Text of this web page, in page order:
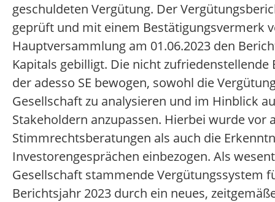
geschuldeten Vergütung. Der
geprüft und mit einem Bestätigungsvermerk
Hauptversammlung am 01.06.2023 den
Kapitals gebilligt. Die nicht
der adesso SE bewogen, sowohl die
Gesellschaft zu analysieren und im Hinblick
Stakeholdern anzupassen. Hierbei wurde
Stimmrechtsberatungen als auch die
Investorengesprächen einbezogen. Als
Gesellschaft stammende Vergütungssystem
Berichtsjahr 2023 durch ein neues,